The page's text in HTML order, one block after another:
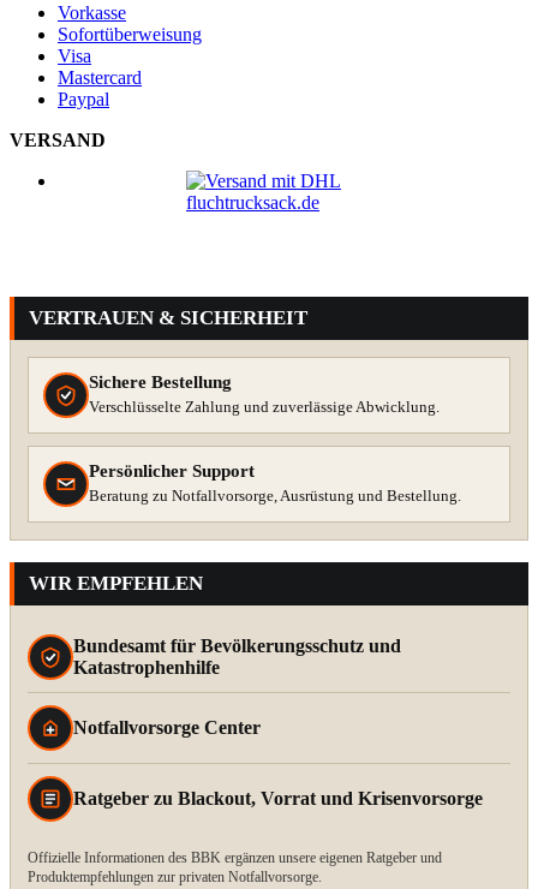
Vorkasse
Sofortüberweisung
Visa
Mastercard
Paypal
VERSAND
VERTRAUEN & SICHERHEIT
Sichere Bestellung
Verschlüsselte Zahlung und zuverlässige Abwicklung.
Persönlicher Support
Beratung zu Notfallvorsorge, Ausrüstung und Bestellung.
WIR EMPFEHLEN
Bundesamt für Bevölkerungsschutz und
Katastrophenhilfe
Notfallvorsorge Center
Ratgeber zu Blackout, Vorrat und Krisenvorsorge
Offizielle Informationen des BBK ergänzen unsere eigenen Ratgeber und
Produktempfehlungen zur privaten Notfallvorsorge.